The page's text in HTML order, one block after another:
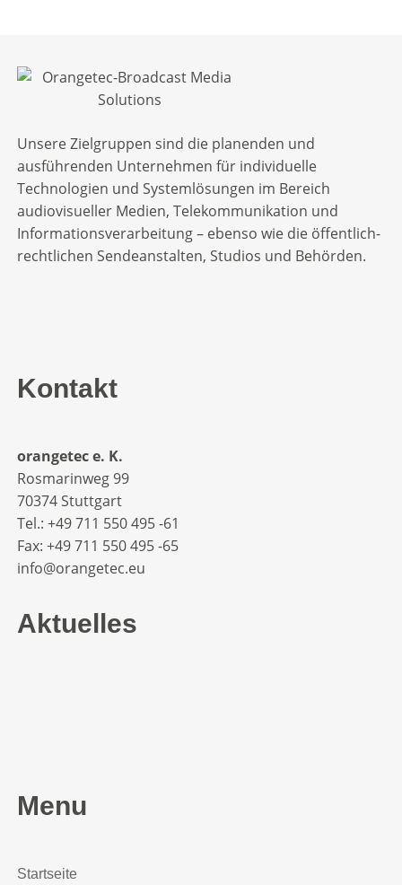
Unsere Zielgruppen sind die planenden und
ausführenden Unternehmen für individuelle
Technologien und Systemlösungen im Bereich
audiovisueller Medien, Telekommunikation und
Informationsverarbeitung – ebenso wie die öffentlich-
rechtlichen Sendeanstalten, Studios und Behörden.
Kontakt
orangetec e. K.
Rosmarinweg 99
70374 Stuttgart
Tel.: +49 711 550 495 -61‬
Fax: +49 711 550 495 -65‬
info@orangetec.eu
Aktuelles
Menu
Startseite